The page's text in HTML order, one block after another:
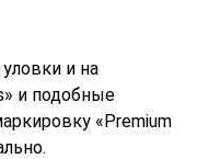
и на
и подобные
«Premium